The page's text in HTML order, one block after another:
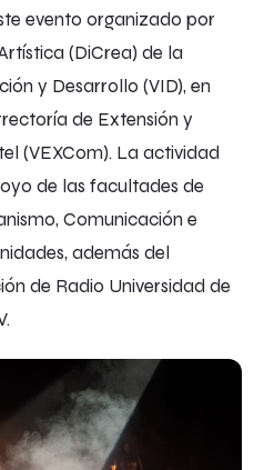
evento organizado por
(DiCrea) de la
y Desarrollo (VID), en
de Extensión y
(VEXCom). La actividad
de las facultades de
Comunicación e
además del
de Radio Universidad de